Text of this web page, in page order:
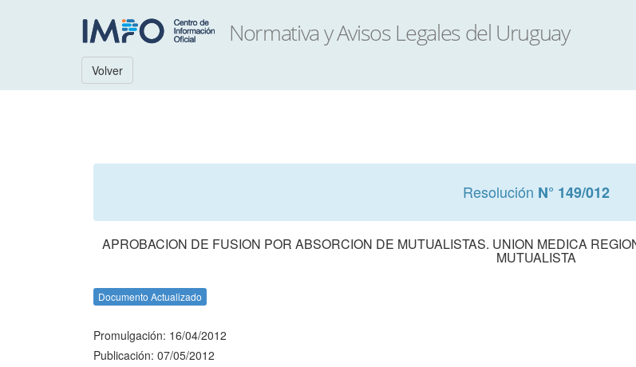
Volver
Resolución N° 149/012
APROBACION DE FUSION POR ABSORCION DE MUTUALISTAS. UNION MEDICA
MUTUALISTA
Documento Actualizado
Promulgación: 16/04/2012
Publicación: 07/05/2012